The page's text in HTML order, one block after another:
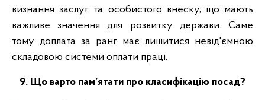
визнання заслуг та особистого внеску, що мають
важливе значення для розвитку держави. Саме
тому доплата за ранг має лишитися невід'ємною
складовою системи оплати праці.
9. Що варто пам’ятати про класифікацію посад?